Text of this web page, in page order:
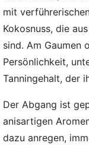
mit
Kokosnuss, die
sind. Am Gaumen
Persönlichkeit,
Tanningehalt, der
Der Abgang ist
anisartigen
dazu anregen,